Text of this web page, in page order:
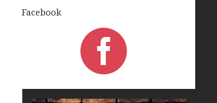
Facebook
